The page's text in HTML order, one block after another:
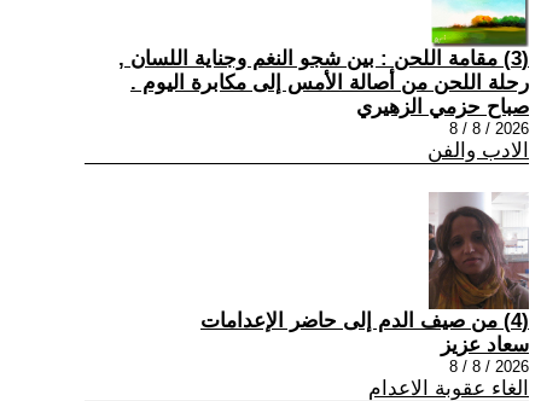
(3) مقامة اللحن : بين شجو النغم وجناية اللسان ,
رحلة اللحن من أصالة الأمس إلى مكابرة اليوم .
صباح حزمي الزهيري
2026 / 8 / 8
الادب والفن
(4) من صيف الدم إلى حاضر الإعدامات
سعاد عزيز
2026 / 8 / 8
الغاء عقوبة الاعدام